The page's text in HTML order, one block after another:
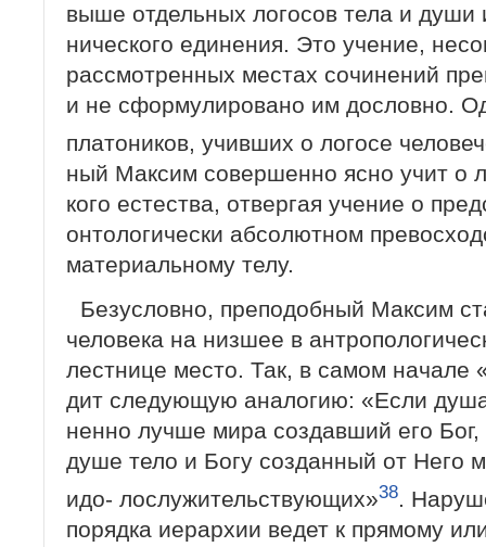
выше отдельных логосов тела и души
нического единения. Это учение,
рассмотренных местах сочинений
и не сформулировано им дословно.
платоников, учивших о логосе
ный Максим совершенно ясно учит о
кого естества, отвергая учение о
онтологически абсолютном
материальному телу.
Безусловно, преподобный Максим
человека на низшее в
лестнице место. Так, в самом
дит следующую аналогию: «Если
ненно лучше мира создавший его
душе тело и Богу созданный от Него
идо- лослужительствующих»38 .
по­рядка иерархии ведет к прямому